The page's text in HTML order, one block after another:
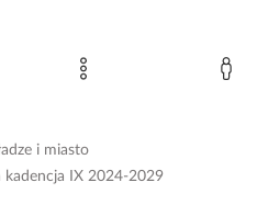
i miasto
kadencja IX 2024-2029